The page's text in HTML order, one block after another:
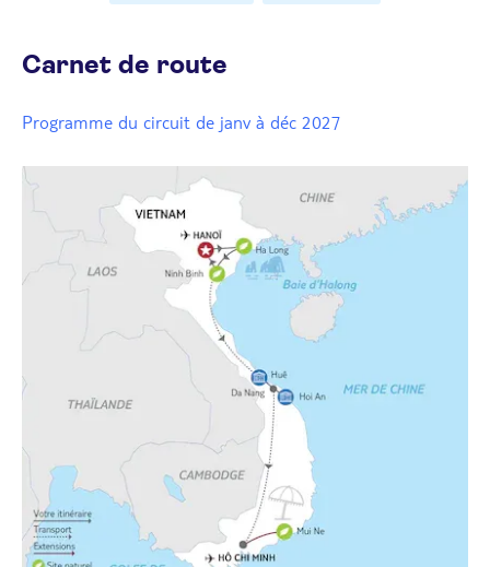
Carnet de route
Programme du circuit de janv à déc 2027